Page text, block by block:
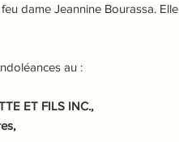
dame Jeannine Bourassa. Elle
au :
ET FILS INC.,